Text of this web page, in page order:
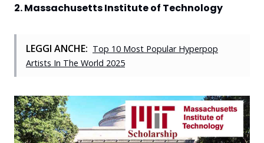
2. Massachusetts Institute of Technology
LEGGI ANCHE: Top 10 Most Popular Hyperpop
Artists In The World 2025